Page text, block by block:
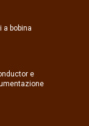
a bobina
e